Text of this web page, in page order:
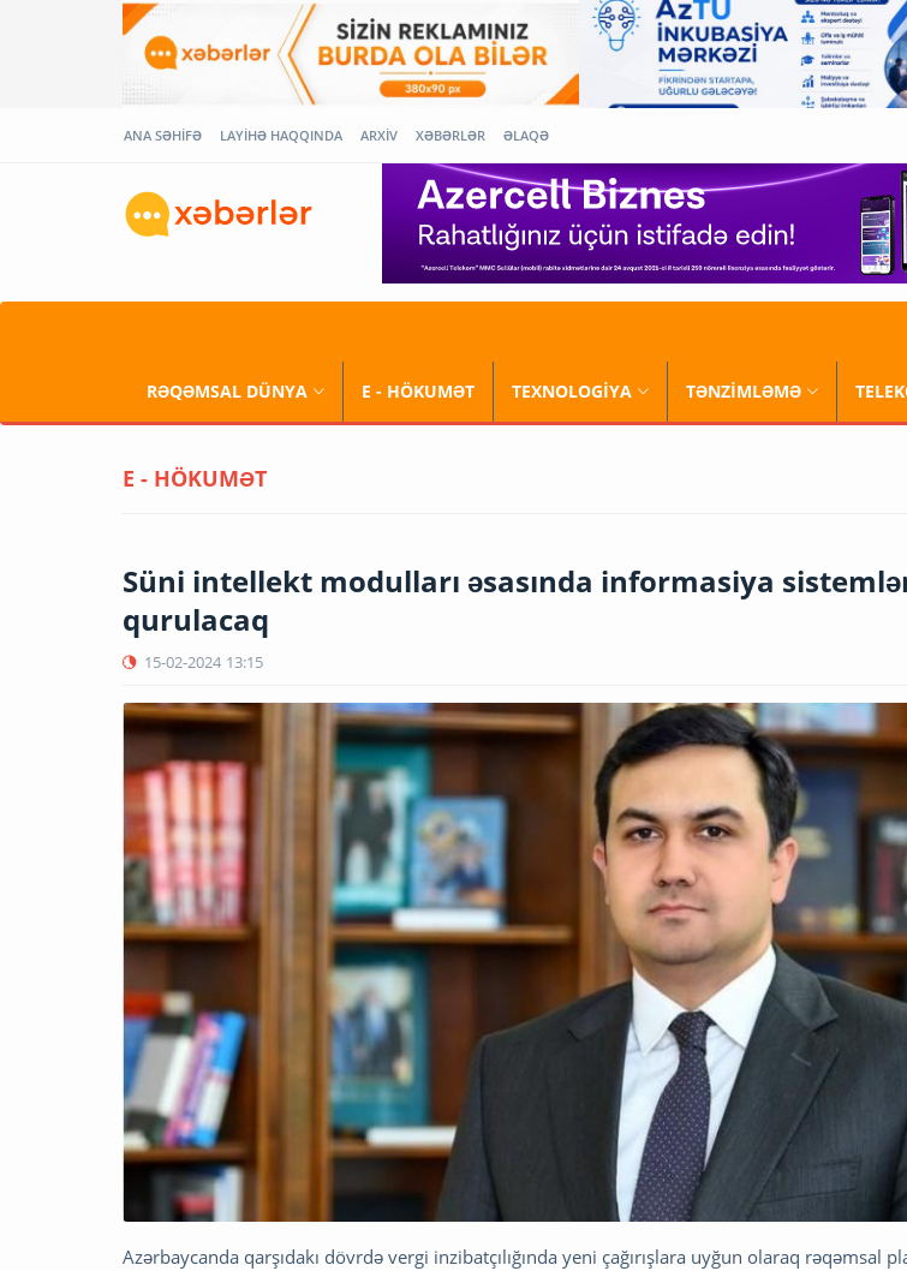
ANA SƏHİFƏ LAYİHƏ HAQQINDA ARXİV XƏBƏRLƏR ƏLAQƏ
RƏQƏMSAL DÜNYA E - HÖKUMƏT TEXNOLOGİYA TƏNZİMLƏMƏ
E - HÖKUMƏT
Süni intellekt modulları əsasında informasiya
qurulacaq
15-02-2024 13:15
Azərbaycanda qarşıdakı dövrdə vergi inzibatçılığında yeni çağırışlara uyğun olaraq rəqəmsal